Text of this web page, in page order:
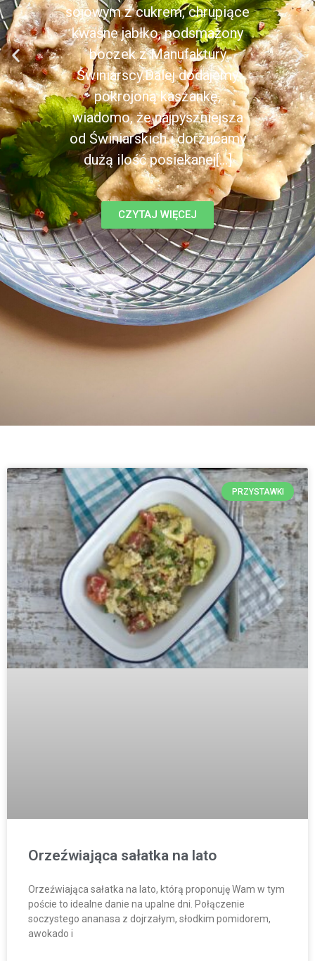
sojowym z cukrem, chrupiące
kwaśne jabłko, podsmażony
boczek z Manufaktury
Świniarscy.Dalej dodajemy
pokrojoną kaszankę,
wiadomo, że najpyszniejsza
od Świniarskich i dorzucamy
dużą ilość posiekanej[...]
CZYTAJ WIĘCEJ
PRZYSTAWKI
Orzeźwiająca sałatka na lato
Orzeźwiająca sałatka na lato, którą proponuję Wam w tym
poście to idealne danie na upalne dni. Połączenie
soczystego ananasa z dojrzałym, słodkim pomidorem,
awokado i